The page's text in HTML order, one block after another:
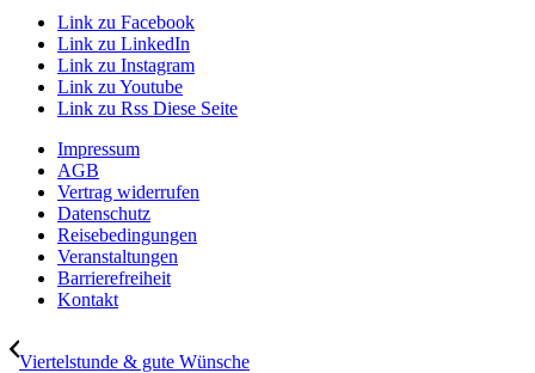
Link zu Facebook
Link zu LinkedIn
Link zu Instagram
Link zu Youtube
Link zu Rss Diese Seite
Impressum
AGB
Vertrag widerrufen
Datenschutz
Reisebedingungen
Veranstaltungen
Barrierefreiheit
Kontakt
Viertelstunde & gute Wünsche